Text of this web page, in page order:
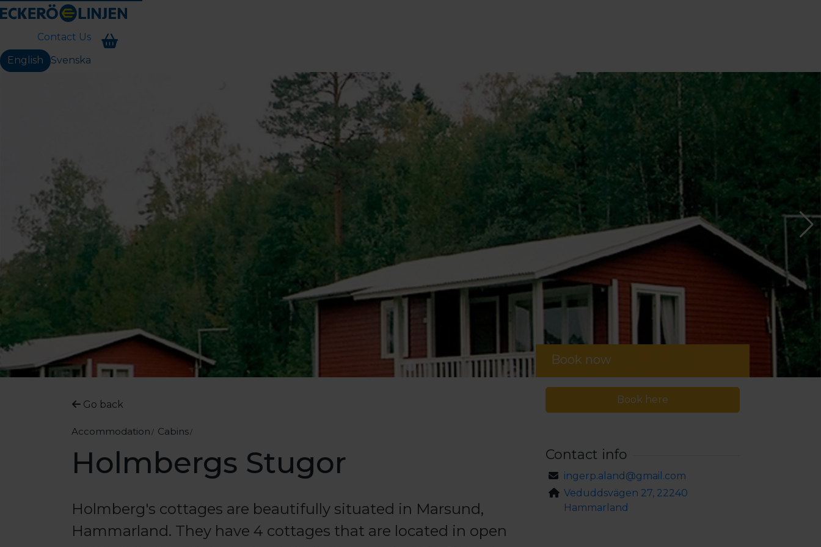
Contact Us
Change language:
English Svenska
Go back
Accommodation Cabins
Holmbergs Stugor
Holmberg's cottages are beautifully situated in Marsund,
Hammarland. They have 4 cottages that are located in open
Book now
Book here
Contact info
ingerp.aland@gmail.com
Veduddsvägen 27, 22240
Hammarland